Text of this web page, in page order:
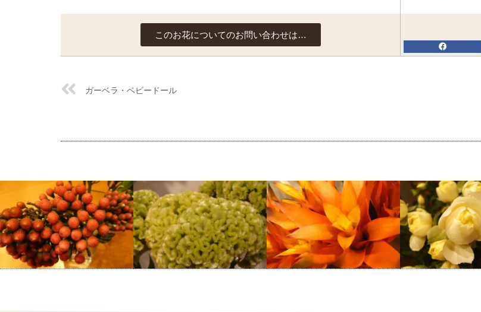
このお花についてのお問い合わせは…
ガーベラ・ベビードール